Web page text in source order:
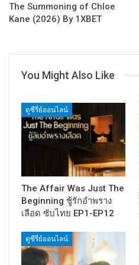
The Summoning of Chloe
Kane (2026) By 1XBET
You Might Also Like
ดูซีรี่ย์ออนไลน์
The Affair Was Just The
Beginning ชู้รักอำพราง
เลือด ซับไทย EP1-EP12
ดูซีรี่ย์ออนไลน์